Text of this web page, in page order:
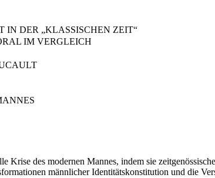
IN DER „KLASSISCHEN ZEIT“
IM VERGLEICH
Krise des modernen Mannes, indem sie
männlicher Identitätskonstitution und die